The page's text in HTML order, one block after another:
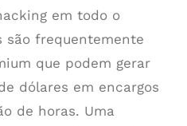
em todo o
são frequentemente
que podem gerar
dólares em encargos
de horas. Uma